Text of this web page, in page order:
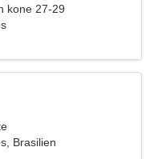
kone 27-29
Brasilien